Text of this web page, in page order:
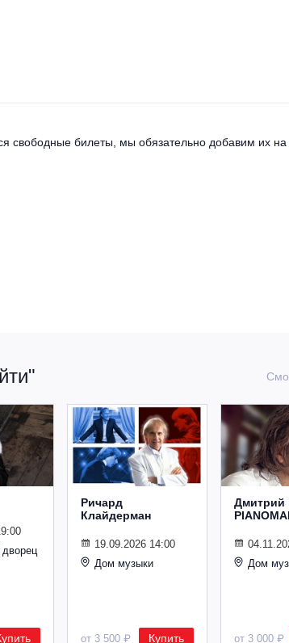
свободные билеты, мы обязательно добавим их на
дворец
Ричард
Клайдерман
19.09.2026 14:00
Дом музыки
от 3 500 ₽ Купить
Дмитрий
Дом
от 3 000 ₽